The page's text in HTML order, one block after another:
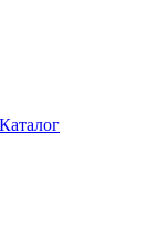
Каталог